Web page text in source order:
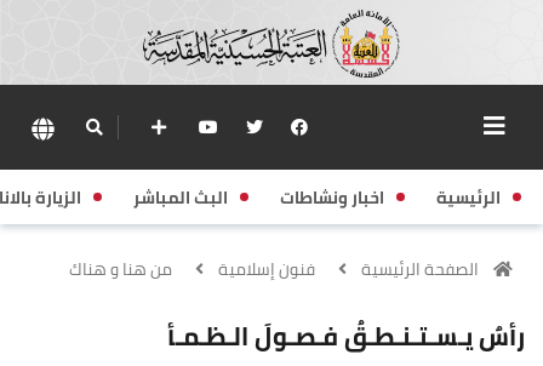
الرئيسية اخبار ونشاطات البث المباشر الزيارة
الصفحة الرئيسية فنون إسلامية من هنا و هناك
رأسٌ يـسـتـنـطـقُ فـصـولَ الـظـمـأ